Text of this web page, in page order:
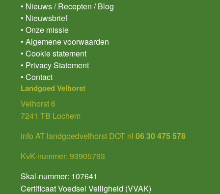
• Nieuws / Recepten / Blog
• Nieuwsbrief
• Onze missie
• Algemene voorwaarden
• Cookie statement
• Privacy Statement
• Contact
Landgoed Velhorst
Velhorst 6
7241 TB Lochem
info AT landgoedvelhorst DOT nl 06 30 475 578
KvK-nummer: 93905793
Skal-nummer: 107641
Certificaat Voedsel Veiligheid (VVAK)